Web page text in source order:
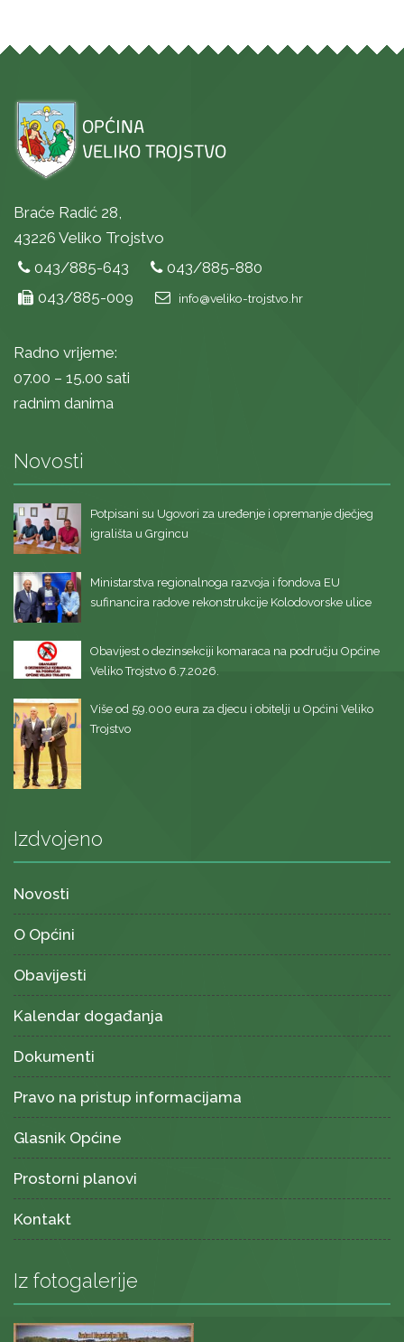
Braće Radić 28,
43226 Veliko Trojstvo
043/885-643
043/885-880
043/885-009
info@veliko-trojstvo.hr
Radno vrijeme:
07.00 – 15.00 sati
radnim danima
Novosti
Potpisani su Ugovori za uređenje i opremanje dječjeg
igrališta u Grgincu
Ministarstva regionalnoga razvoja i fondova EU
sufinancira radove rekonstrukcije Kolodovorske ulice
Obavijest o dezinsekciji komaraca na području Općine
Veliko Trojstvo 6.7.2026.
Više od 59.000 eura za djecu i obitelji u Općini Veliko
Trojstvo
Izdvojeno
Novosti
O Općini
Obavijesti
Kalendar događanja
Dokumenti
Pravo na pristup informacijama
Glasnik Općine
Prostorni planovi
Kontakt
Iz fotogalerije